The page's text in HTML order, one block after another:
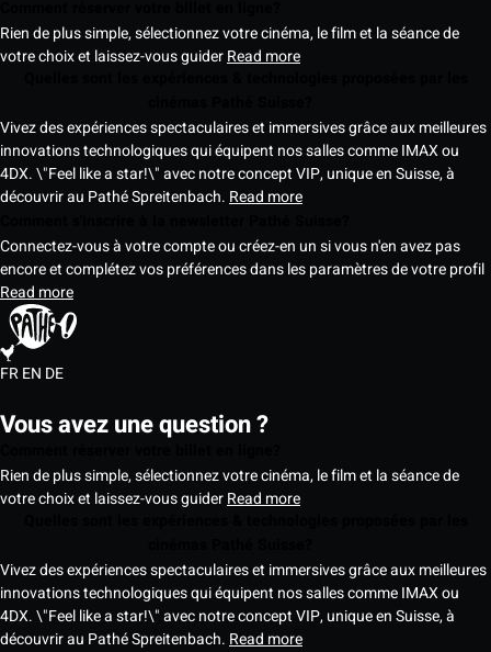
Rien de plus simple, sélectionnez votre cinéma, le film et la séance de
votre choix et laissez-vous guiderRead more
Vivez des expériences spectaculaires et immersives grâce aux meilleures
innovations technologiques qui équipent nos salles comme IMAX ou
4DX. \"Feel like a star!\" avec notre concept VIP, unique en Suisse, à
découvrir au Pathé Spreitenbach. Read more
Connectez-vous à votre compte ou créez-en un si vous n'en avez pas
encore et complétez vos préférences dans les paramètres de votre profil
Read more
FREN DE
Vous avez une question ?
Rien de plus simple, sélectionnez votre cinéma, le film et la séance de
votre choix et laissez-vous guiderRead more
Vivez des expériences spectaculaires et immersives grâce aux meilleures
innovations technologiques qui équipent nos salles comme IMAX ou
4DX. \"Feel like a star!\" avec notre concept VIP, unique en Suisse, à
découvrir au Pathé Spreitenbach. Read more